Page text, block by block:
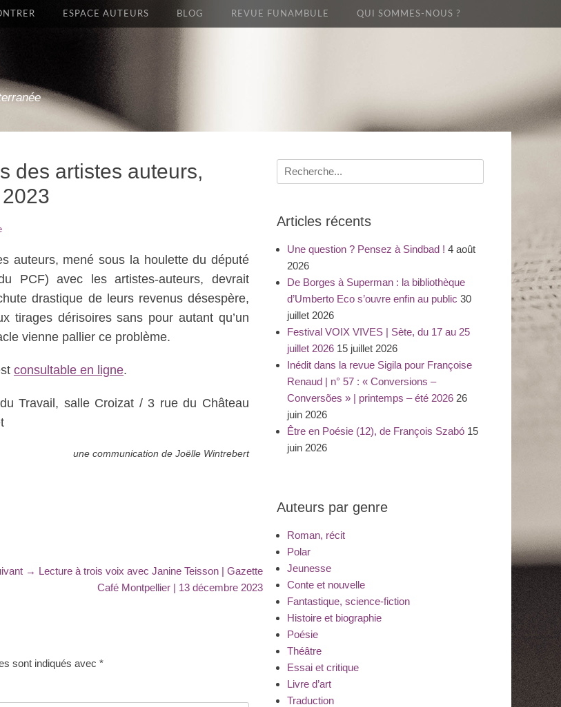
ESPACE AUTEURS BLOG REVUE FUNAMBULE QUI SOMMES-NOUS ?
des artistes auteurs,
auteurs, mené sous la houlette du député
PCF) avec les artistes-auteurs, devrait
drastique de leurs revenus désespère,
tirages dérisoires sans pour autant qu’un
vienne pallier ce problème.
consultable en ligne.
Travail, salle Croizat / 3 rue du Château
une communication de Joëlle Wintrebert
→ Article
Lecture à trois voix avec Janine Teisson | Gazette
Café Montpellier | 13 décembre 2023
sont indiqués avec *
Recherche
pour
Articles récents
Une question ? Pensez à Sindbad ! 4 août
2026
De Borges à Superman : la bibliothèque
d’Umberto Eco s’ouvre enfin au public 30
juillet 2026
Festival VOIX VIVES | Sète, du 17 au 25
juillet 2026 15 juillet 2026
Inédit dans la revue Sigila pour Françoise
Renaud | n° 57 : « Conversions –
Conversões » | printemps – été 2026 26
juin 2026
Être en Poésie (12), de François Szabó 15
juin 2026
Auteurs par genre
Roman, récit
Polar
Jeunesse
Conte et nouvelle
Fantastique, science-fiction
Histoire et biographie
Poésie
Théâtre
Essai et critique
Livre d’art
Traduction